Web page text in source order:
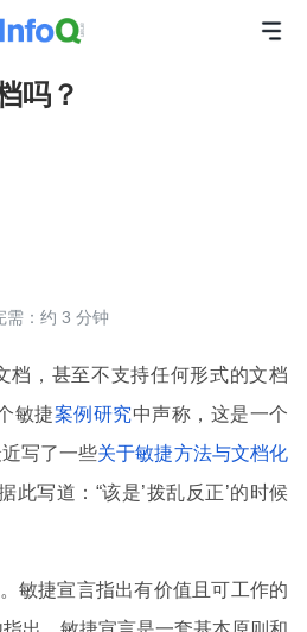
吗？
需：约 3 分钟
档，甚至不支持任何形式的文档
敏捷案例研究中声称，这是一个
写了一些关于敏捷方法与文档化
此写道：“该是’拨乱反正’的时候
敏捷宣言指出有价值且可工作的